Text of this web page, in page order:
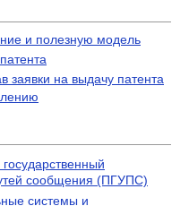
и полезную модель
заявки на выдачу патента
сообщения (ПГУПС)
системы и